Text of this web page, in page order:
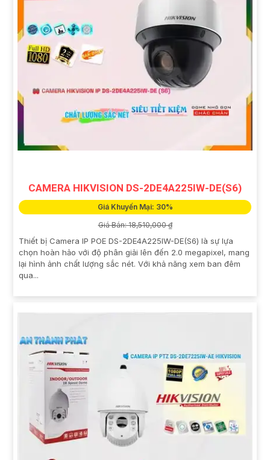
CAMERA HIKVISION DS-2DE4A225IW-DE(S6)
Giá Khuyến Mại: 30%
Giá Bán: 18,510,000 ₫
Thiết bị Camera IP POE DS-2DE4A225IW-DE(S6) là sự lựa
chọn hoàn hảo với độ phân giải lên đến 2.0 megapixel, mang
lại hình ảnh chất lượng sắc nét. Với khả năng xem ban đêm
qua...